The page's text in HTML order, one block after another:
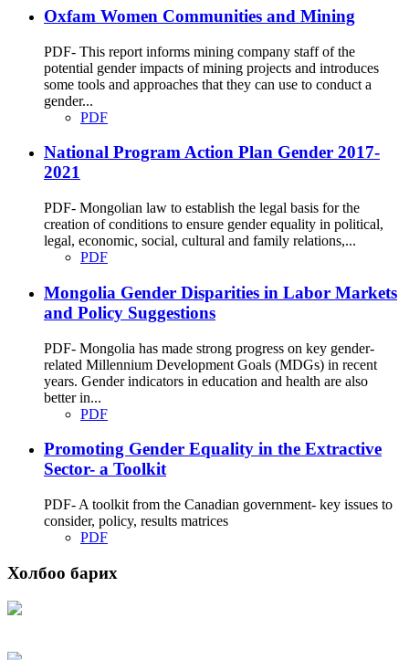
Oxfam Women Communities and Mining
PDF- This report informs mining company staff of the
potential gender impacts of mining projects and introduces
some tools and approaches that they can use to conduct a
gender...
PDF
National Program Action Plan Gender 2017-
2021
PDF- Mongolian law to establish the legal basis for the
creation of conditions to ensure gender equality in political,
legal, economic, social, cultural and family relations,...
PDF
Mongolia Gender Disparities in Labor Markets
and Policy Suggestions
PDF- Mongolia has made strong progress on key gender-
related Millennium Development Goals (MDGs) in recent
years. Gender indicators in education and health are also
better in...
PDF
Promoting Gender Equality in the Extractive
Sector- a Toolkit
PDF- A toolkit from the Canadian government- key issues to
consider, policy, results matrices
PDF
Холбоо барих